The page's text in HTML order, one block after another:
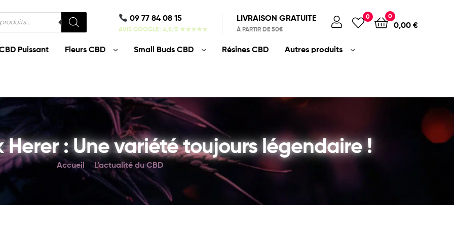
09 77 84 08 15
AVIS GOOGLE : 4,8/5 ★★★★★
LIVRAISON GRATUITE
À PARTIR DE 50€
0 0
0,00 €
Puissant Fleurs CBD Small Buds CBD Résines CBD Autres produits
Herer : Une variété toujours légendaire !
Accueil L’actualité du CBD